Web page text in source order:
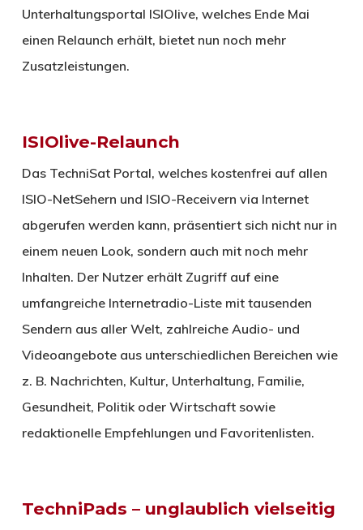
Unterhaltungsportal ISIOlive, welches Ende Mai
einen Relaunch erhält, bietet nun noch mehr
Zusatzleistungen.
ISIOlive-Relaunch
Das TechniSat Portal, welches kostenfrei auf allen
ISIO-NetSehern und ISIO-Receivern via Internet
abgerufen werden kann, präsentiert sich nicht nur in
einem neuen Look, sondern auch mit noch mehr
Inhalten. Der Nutzer erhält Zugriff auf eine
umfangreiche Internetradio-Liste mit tausenden
Sendern aus aller Welt, zahlreiche Audio- und
Videoangebote aus unterschiedlichen Bereichen wie
z. B. Nachrichten, Kultur, Unterhaltung, Familie,
Gesundheit, Politik oder Wirtschaft sowie
redaktionelle Empfehlungen und Favoritenlisten.
TechniPads – unglaublich vielseitig